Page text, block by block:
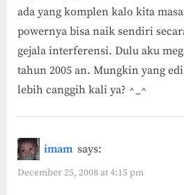
ada yang komplen kalo kita
powernya bisa naik sendiri
gejala interferensi. Dulu aku
tahun 2005 an. Mungkin yang
lebih canggih kali ya? ^_^
imam says:
December 25, 2008 at 4:15 pm